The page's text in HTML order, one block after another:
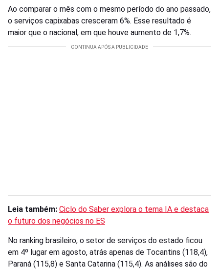
Ao comparar o mês com o mesmo período do ano passado,
o serviços capixabas cresceram 6%. Esse resultado é
maior que o nacional, em que houve aumento de 1,7%.
Leia também: Ciclo do Saber explora o tema IA e destaca
o futuro dos negócios no ES
No ranking brasileiro, o setor de serviços do estado ficou
em 4º lugar em agosto, atrás apenas de Tocantins (118,4),
Paraná (115,8) e Santa Catarina (115,4). As análises são do